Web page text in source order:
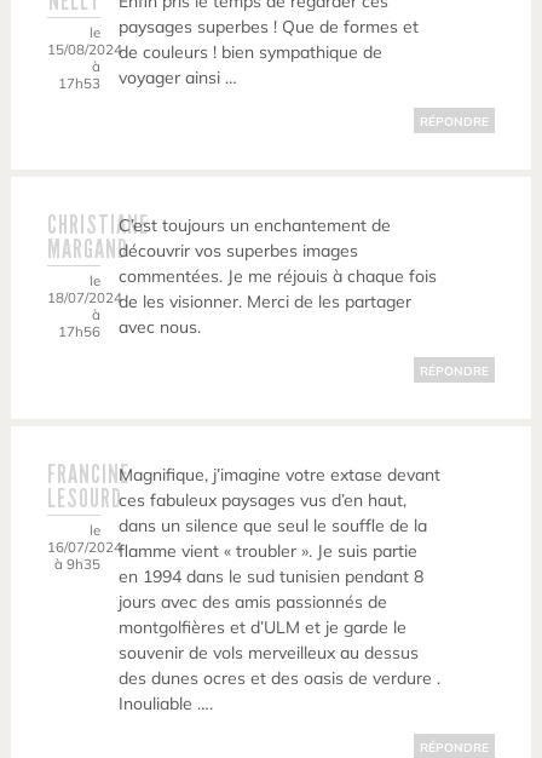
le
15/08/2024
à
17h53
paysages superbes ! Que de formes et
de couleurs ! bien sympathique de
voyager ainsi …
RÉPONDRE
CHRISTIANE
MARGAND
le
18/07/2024
à
17h56
C’est toujours un enchantement de
découvrir vos superbes images
commentées. Je me réjouis à chaque fois
de les visionner. Merci de les partager
avec nous.
RÉPONDRE
FRANCINE
LESOURD
le
16/07/2024
à 9h35
Magnifique, j’imagine votre extase devant
ces fabuleux paysages vus d’en haut,
dans un silence que seul le souffle de la
flamme vient « troubler ». Je suis partie
en 1994 dans le sud tunisien pendant 8
jours avec des amis passionnés de
montgolfières et d’ULM et je garde le
souvenir de vols merveilleux au dessus
des dunes ocres et des oasis de verdure .
Inouliable ….
RÉPONDRE